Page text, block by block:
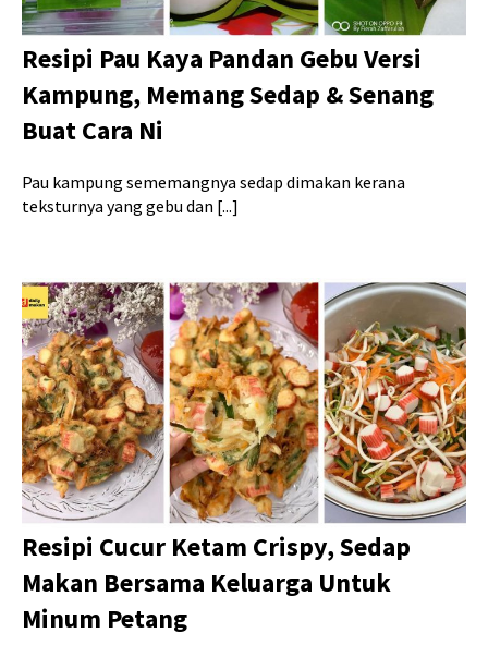
Resipi Pau Kaya Pandan Gebu Versi
Kampung, Memang Sedap & Senang
Buat Cara Ni
Pau kampung sememangnya sedap dimakan kerana
teksturnya yang gebu dan [...]
Resipi Cucur Ketam Crispy, Sedap
Makan Bersama Keluarga Untuk
Minum Petang